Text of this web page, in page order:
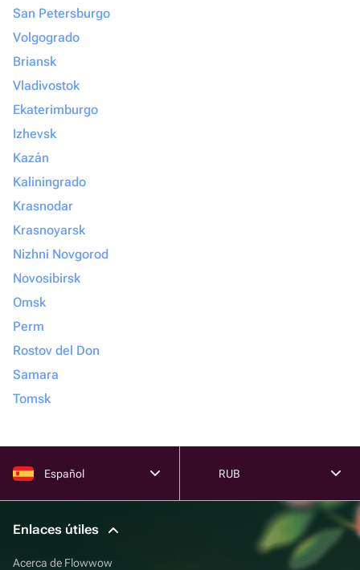
San Petersburgo
Volgogrado
Briansk
Vladivostok
Ekaterimburgo
Izhevsk
Kazán
Kaliningrado
Krasnodar
Krasnoyarsk
Nizhni Novgorod
Novosibirsk
Omsk
Perm
Rostov del Don
Samara
Tomsk
Español RUB
Enlaces útiles
Acerca de Flowwow